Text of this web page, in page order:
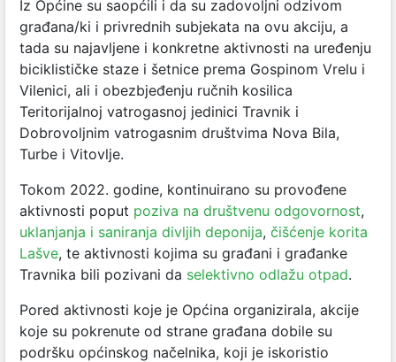
Iz Općine su saopćili i da su zadovoljni odzivom
građana/ki i privrednih subjekata na ovu akciju, a
tada su najavljene i konkretne aktivnosti na uređenju
biciklističke staze i šetnice prema Gospinom Vrelu i
Vilenici, ali i obezbjeđenju ručnih kosilica
Teritorijalnoj vatrogasnoj jedinici Travnik i
Dobrovoljnim vatrogasnim društvima Nova Bila,
Turbe i Vitovlje.
Tokom 2022. godine, kontinuirano su provođene
aktivnosti poput poziva na društvenu odgovornost,
uklanjanja i saniranja divljih deponija, čišćenje korita
Lašve, te aktivnosti kojima su građani i građanke
Travnika bili pozivani da selektivno odlažu otpad.
Pored aktivnosti koje je Općina organizirala, akcije
koje su pokrenute od strane građana dobile su
podršku općinskog načelnika, koji je iskoristio